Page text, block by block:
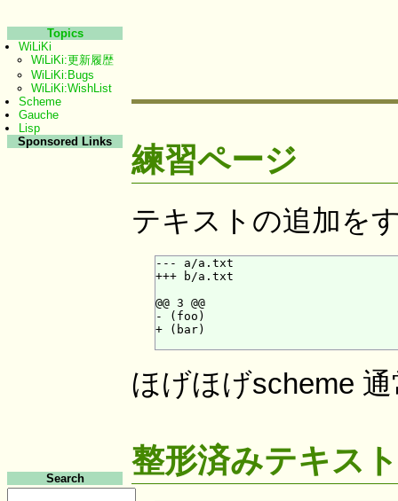
練習ページ
テキストの追加を
--- a/a.txt
+++ b/a.txt
@@ 3 @@
- (foo)
+ (bar)
ほげほげscheme
整形済みテキス
Topics
WiLiKi
WiLiKi:更新履歴
WiLiKi:Bugs
WiLiKi:WishList
Scheme
Gauche
Lisp
Sponsored Links
Search